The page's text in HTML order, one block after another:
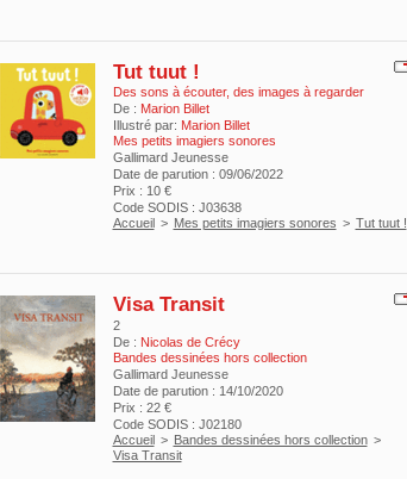
Tut tuut !
Des sons à écouter, des images à regarder
De : Marion Billet
Illustré par: Marion Billet
Mes petits imagiers sonores
Gallimard Jeunesse
Date de parution : 09/06/2022
Prix : 10 €
Code SODIS : J03638
Accueil > Mes petits imagiers sonores > Tut tuut !
Visa Transit
2
De : Nicolas de Crécy
Bandes dessinées hors collection
Gallimard Jeunesse
Date de parution : 14/10/2020
Prix : 22 €
Code SODIS : J02180
Accueil > Bandes dessinées hors collection >
Visa Transit